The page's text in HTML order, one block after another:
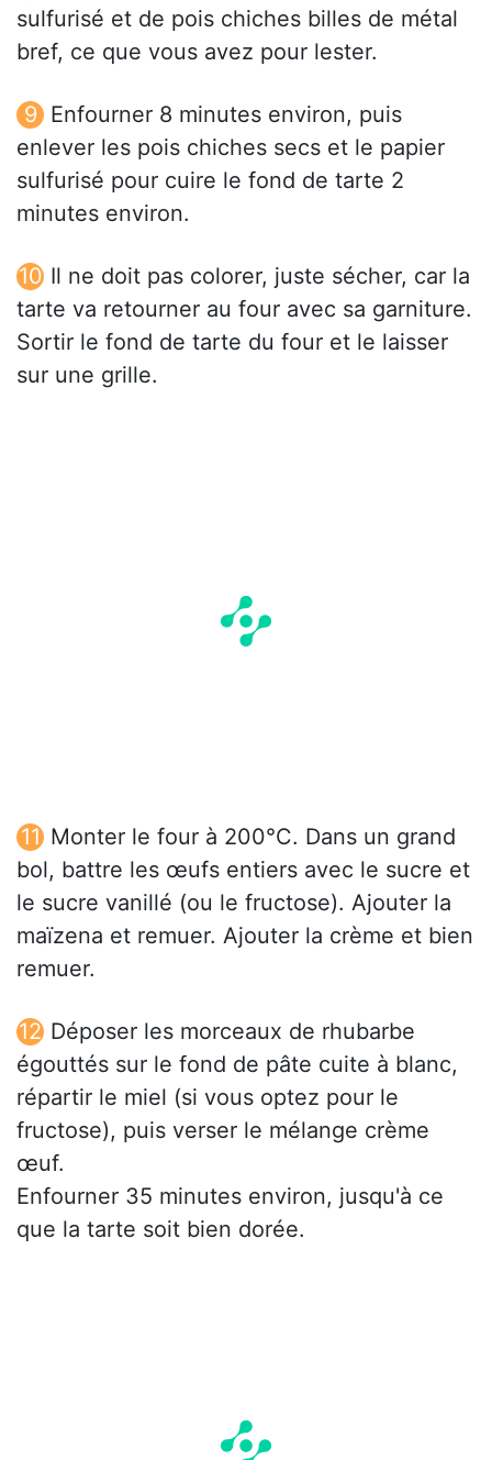
sulfurisé et de pois chiches billes de métal
bref, ce que vous avez pour lester.
Enfourner 8 minutes environ, puis
enlever les pois chiches secs et le papier
sulfurisé pour cuire le fond de tarte 2
minutes environ.
Il ne doit pas colorer, juste sécher, car la
tarte va retourner au four avec sa garniture.
Sortir le fond de tarte du four et le laisser
sur une grille.
Monter le four à 200°C. Dans un grand
bol, battre les œufs entiers avec le sucre et
le sucre vanillé (ou le fructose). Ajouter la
maïzena et remuer. Ajouter la crème et bien
remuer.
Déposer les morceaux de rhubarbe
égouttés sur le fond de pâte cuite à blanc,
répartir le miel (si vous optez pour le
fructose), puis verser le mélange crème
œuf.
Enfourner 35 minutes environ, jusqu'à ce
que la tarte soit bien dorée.